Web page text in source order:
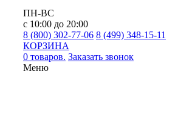
ПН-ВС
с 10:00 до 20:00
8 (800) 302-77-06 8 (499) 348-15-11
КОРЗИНА
0 товаров. Заказать звонок
Меню